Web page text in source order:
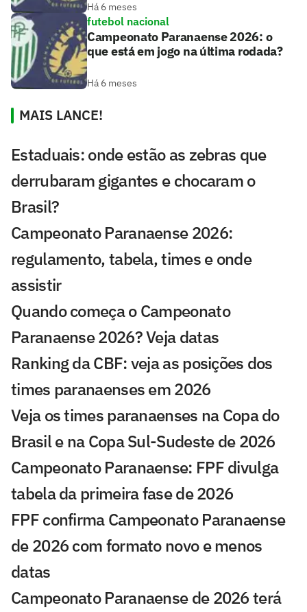
Há 6 meses
futebol nacional
Campeonato Paranaense 2026: o
que está em jogo na última rodada?
Há 6 meses
MAIS LANCE!
Estaduais: onde estão as zebras que
derrubaram gigantes e chocaram o
Brasil?
Campeonato Paranaense 2026:
regulamento, tabela, times e onde
assistir
Quando começa o Campeonato
Paranaense 2026? Veja datas
Ranking da CBF: veja as posições dos
times paranaenses em 2026
Veja os times paranaenses na Copa do
Brasil e na Copa Sul-Sudeste de 2026
Campeonato Paranaense: FPF divulga
tabela da primeira fase de 2026
FPF confirma Campeonato Paranaense
de 2026 com formato novo e menos
datas
Campeonato Paranaense de 2026 terá